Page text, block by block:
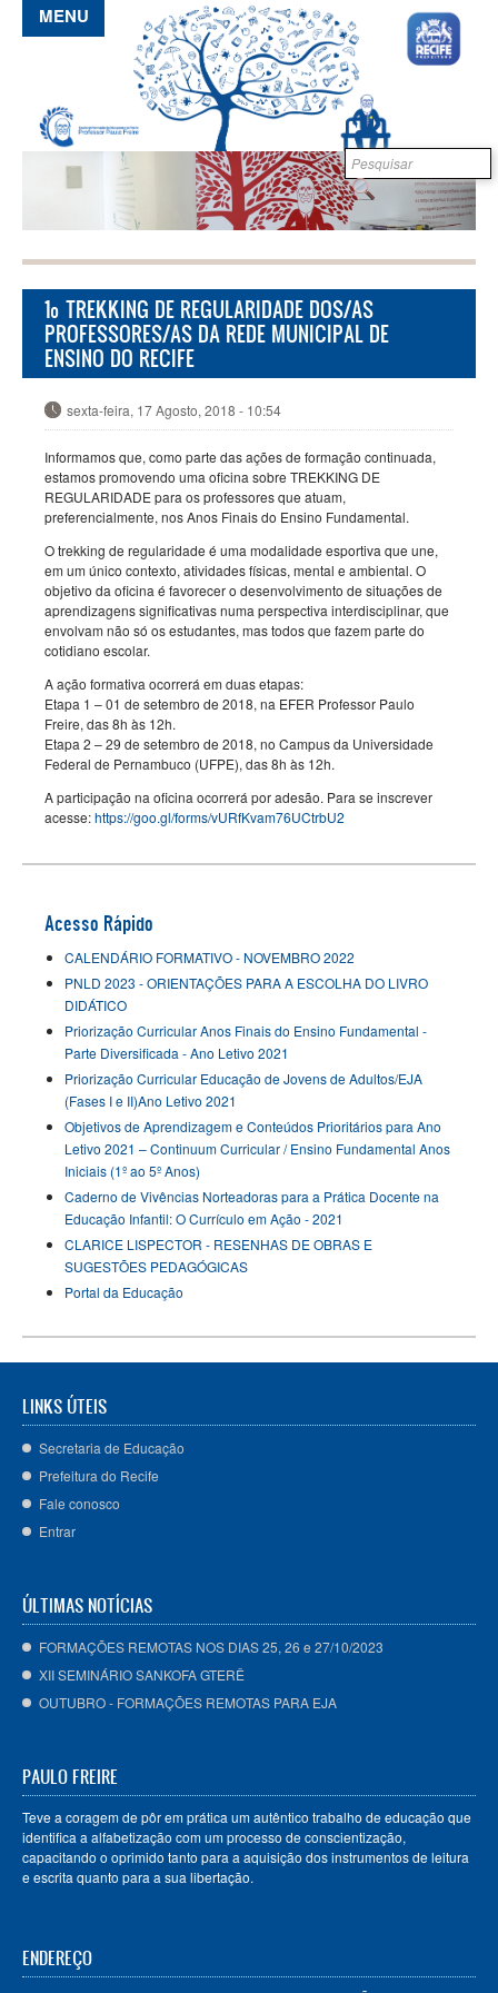
Pular para o conteúdo principal
Formulário de
busca
MENU
1º TREKKING DE REGULARIDADE DOS/AS
PROFESSORES/AS DA REDE MUNICIPAL DE
ENSINO DO RECIFE
sexta-feira, 17 Agosto, 2018 - 10:54
Informamos que, como parte das ações de formação continuada,
estamos promovendo uma oficina sobre TREKKING DE
REGULARIDADE para os professores que atuam,
preferencialmente, nos Anos Finais do Ensino Fundamental.
O trekking de regularidade é uma modalidade esportiva que une,
em um único contexto, atividades físicas, mental e ambiental. O
objetivo da oficina é favorecer o desenvolvimento de situações de
aprendizagens significativas numa perspectiva interdisciplinar, que
envolvam não só os estudantes, mas todos que fazem parte do
cotidiano escolar.
A ação formativa ocorrerá em duas etapas:
Etapa 1 – 01 de setembro de 2018, na EFER Professor Paulo
Freire, das 8h às 12h.
Etapa 2 – 29 de setembro de 2018, no Campus da Universidade
Federal de Pernambuco (UFPE), das 8h às 12h.
A participação na oficina ocorrerá por adesão. Para se inscrever
acesse:https://goo.gl/forms/vURfKvam76UCtrbU2
Acesso Rápido
CALENDÁRIO FORMATIVO - NOVEMBRO 2022
PNLD 2023 - ORIENTAÇÕES PARA A ESCOLHA DO LIVRO
DIDÁTICO
Priorização Curricular Anos Finais do Ensino Fundamental -
Parte Diversificada - Ano Letivo 2021
Priorização Curricular Educação de Jovens de Adultos/EJA
(Fases I e II)Ano Letivo 2021
Objetivos de Aprendizagem e Conteúdos Prioritários para Ano
Letivo 2021 – Continuum Curricular / Ensino Fundamental Anos
Iniciais (1º ao 5º Anos)
Caderno de Vivências Norteadoras para a Prática Docente na
Educação Infantil: O Currículo em Ação - 2021
CLARICE LISPECTOR - RESENHAS DE OBRAS E
SUGESTÕES PEDAGÓGICAS
Portal da Educação
LINKS ÚTEIS
Secretaria de Educação
Prefeitura do Recife
Fale conosco
Entrar
ÚLTIMAS NOTÍCIAS
FORMAÇÕES REMOTAS NOS DIAS 25, 26 e 27/10/2023
XII SEMINÁRIO SANKOFA GTERÊ
OUTUBRO - FORMAÇÕES REMOTAS PARA EJA
PAULO FREIRE
Teve a coragem de pôr em prática um autêntico trabalho de educação que
identifica a alfabetização com um processo de conscientização,
capacitando o oprimido tanto para a aquisição dos instrumentos de leitura
e escrita quanto para a sua libertação.
ENDEREÇO